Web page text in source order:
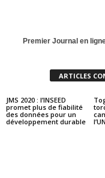
Premier Journal en
ARTICLES
JMS 2020 : l’INSEED
promet plus de fiabilité
des données pour un
développement durable